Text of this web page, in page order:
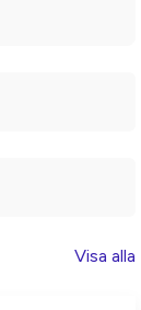
Visa alla